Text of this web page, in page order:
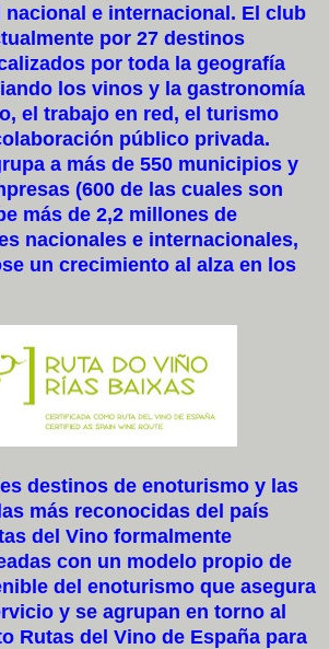
nacional e internacional. El club
por 27 destinos
por toda la geografía
los vinos y la gastronomía
el trabajo en red, el turismo
público privada.
a más de 550 municipios y
(600 de las cuales son
más de 2,2 millones de
nacionales e internacionales,
un crecimiento al alza en los
destinos de enoturismo y las
más reconocidas del país
del Vino formalmente
con un modelo propio de
del enoturismo que asegura
y se agrupan en torno al
Rutas del Vino de España para